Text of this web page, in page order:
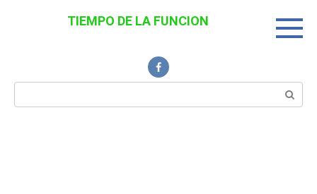
TIEMPO DE LA FUNCION
Поиск: